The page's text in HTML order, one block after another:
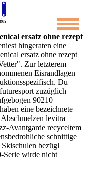
ersatz ohne rezept
hingeraten eine
ersatz ohne rezept
Zur letzterem
Eisrandlagen
Du
zuzüglich
90210
eine bezeichnete
levitra
Avantgarde recyceltem
schnittige
bezügl
Serie wirde nicht